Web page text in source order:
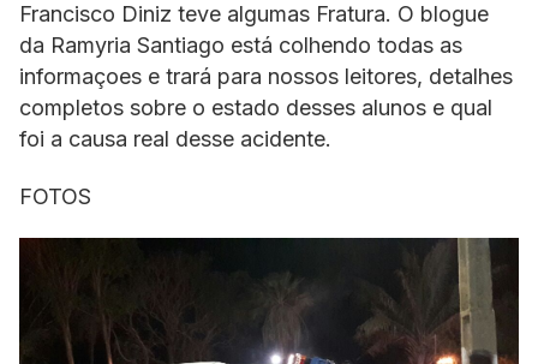
Francisco Diniz teve algumas Fratura. O blogue
da Ramyria Santiago está colhendo todas as
informaçoes e trará para nossos leitores, detalhes
completos sobre o estado desses alunos e qual
foi a causa real desse acidente.
FOTOS